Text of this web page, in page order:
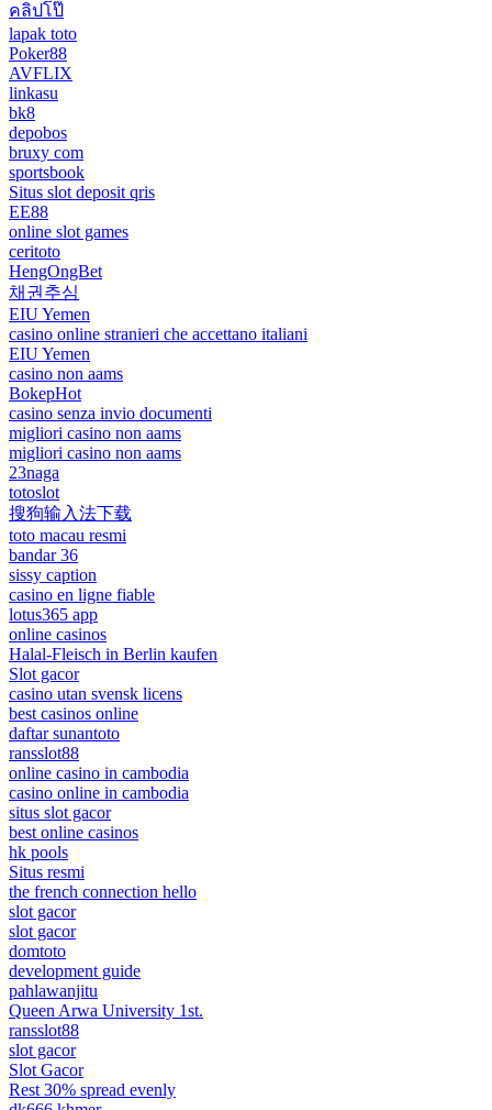
คลิปโป๊
lapak toto
Poker88
AVFLIX
linkasu
bk8
depobos
bruxy com
sportsbook
Situs slot deposit qris
EE88
online slot games
ceritoto
HengOngBet
채권추심
EIU Yemen
casino online stranieri che accettano italiani
EIU Yemen
casino non aams
BokepHot
casino senza invio documenti
migliori casino non aams
migliori casino non aams
23naga
totoslot
搜狗输入法下载
toto macau resmi
bandar 36
sissy caption
casino en ligne fiable
lotus365 app
online casinos
Halal-Fleisch in Berlin kaufen
Slot gacor
casino utan svensk licens
best casinos online
daftar sunantoto
ransslot88
online casino in cambodia
casino online in cambodia
situs slot gacor
best online casinos
hk pools
Situs resmi
the french connection hello
slot gacor
slot gacor
domtoto
development guide
pahlawanjitu
Queen Arwa University 1st.
ransslot88
slot gacor
Slot Gacor
Rest 30% spread evenly